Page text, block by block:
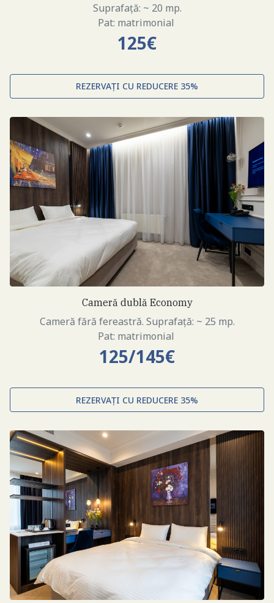
Suprafață: ~ 20 mp.
Pat: matrimonial
125€
REZERVAȚI CU REDUCERE 35%
Cameră dublă Economy
Cameră fără fereastră. Suprafață: ~ 25 mp.
Pat: matrimonial
125/145€
REZERVAȚI CU REDUCERE 35%